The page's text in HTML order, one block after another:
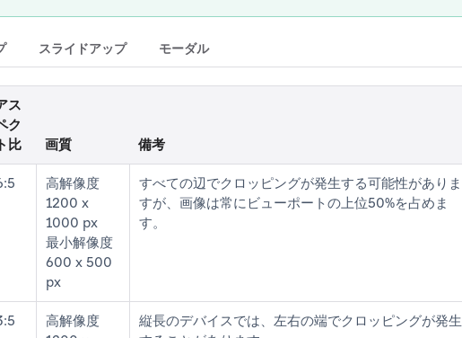
スライドアップ モーダル
ス
ク
ト比
画質 備考
高解像度
1200 x
1000 px
最小解像度
600 x 500
px
すべての辺でクロッピングが発生する可能性がありま
すが、画像は常にビューポートの上位50%を占めま
す。
高解像度
縦長のデバイスでは、左右の端でクロッピングが発生